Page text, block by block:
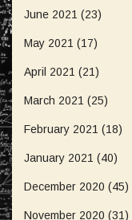
June 2021 (23)
May 2021 (17)
April 2021 (21)
March 2021 (25)
February 2021 (18)
January 2021 (40)
December 2020 (45)
November 2020 (31)